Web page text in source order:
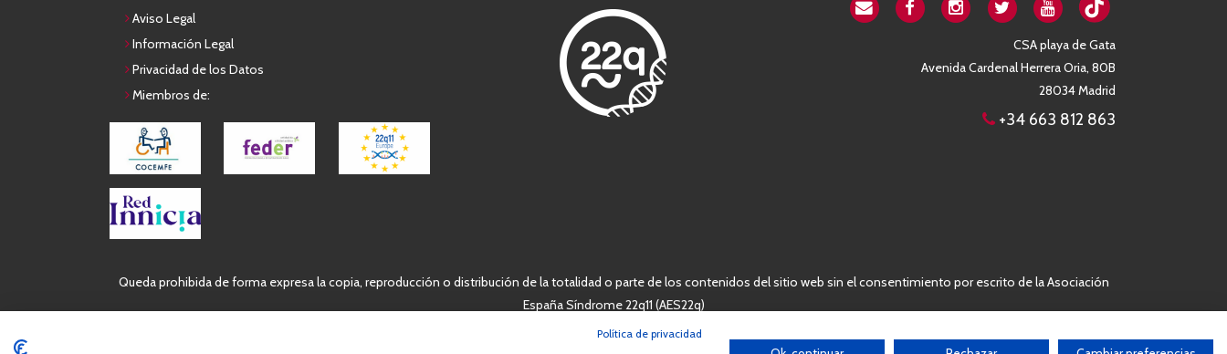
Aviso Legal
Información Legal
Privacidad de los Datos
Miembros de:
CSA playa de Gata
Avenida Cardenal Herrera Oria, 80B
28034 Madrid
+34 663 812 863
Queda prohibida de forma expresa la copia, reproducción o distribución de la totalidad o parte de los contenidos del sitio web sin el consentimiento por escrito de la Asociación
España Síndrome 22q11 (AES22q)
Política de privacidad